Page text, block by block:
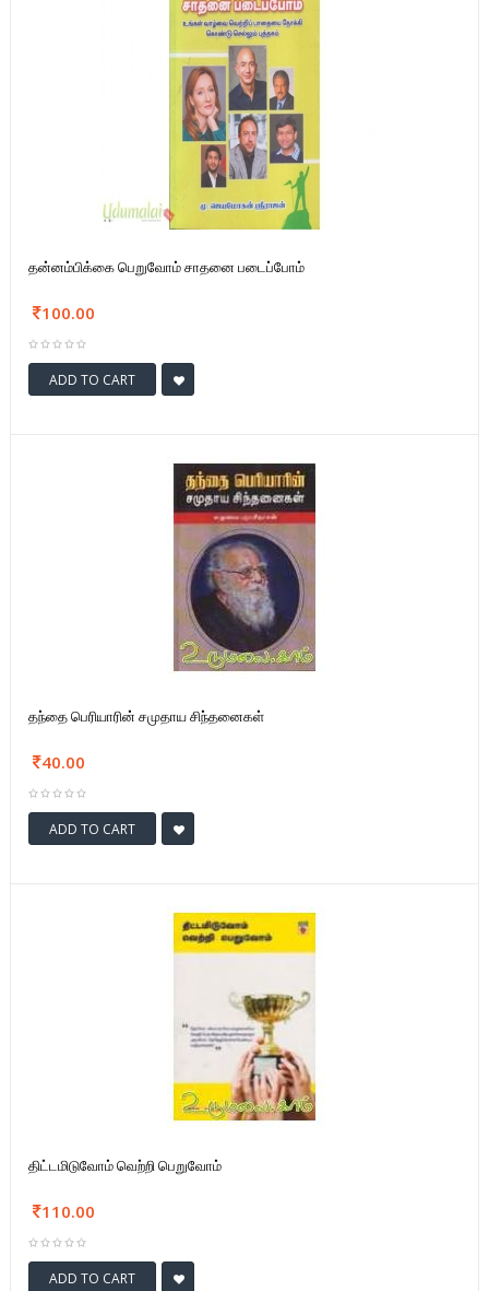
தன்னம்பிக்கை பெறுவோம் சாதனை படைப்போம்
100.00
ADD TO CART
தந்தை பெரியாரின் சமுதாய சிந்தனைகள்
40.00
ADD TO CART
திட்டமிடுவோம் வெற்றி பெறுவோம்
110.00
ADD TO CART